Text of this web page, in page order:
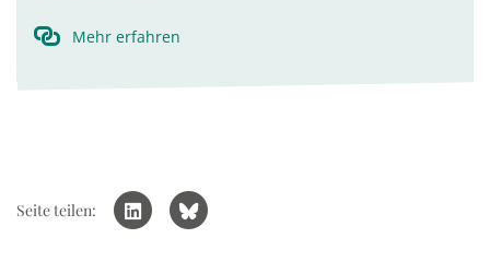
Mehr erfahren
Seite teilen: